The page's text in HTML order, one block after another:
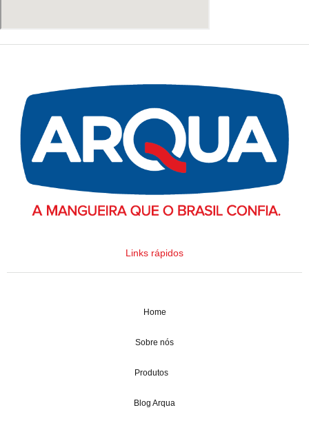
Links rápidos
Home
Sobre nós
Produtos
Blog Arqua